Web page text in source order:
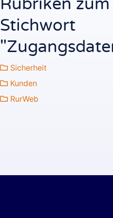
Rubriken zum
Stichwort
Sicherheit
Kunden
RurWeb